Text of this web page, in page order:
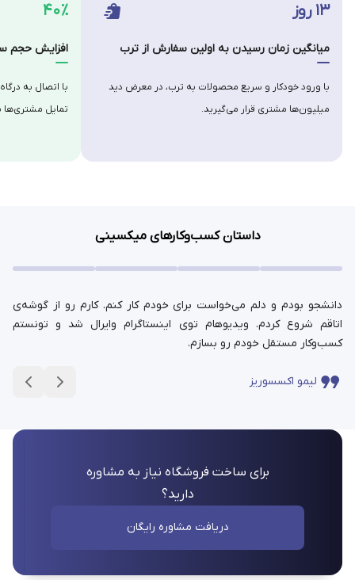
۴۰٪
افزایش حجم
با اتصال به
تمایل
۱۳ روز
میانگین زمان رسیدن به اولین سفارش از ترب
با ورود خودکار و سریع محصولات به ترب، در معرض دید
میلیون‌ها مشتری قرار می‌گیرید.
داستان کسب‌وکارهای میکسینی
دانشجو بودم و دلم می‌خواست برای خودم کار کنم. کارم رو از گوشه‌ی
اتاقم شروع کردم. ویدیوهام توی اینستاگرام وایرال شد و تونستم
کسب‌وکار مستقل خودم رو بسازم.
لیمو اکسسوریز
برای ساخت فروشگاه نیاز به مشاوره
دارید؟
دریافت مشاوره رایگان